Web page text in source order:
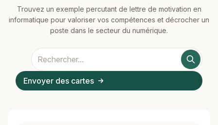
Trouvez un exemple percutant de lettre de motivation en
informatique pour valoriser vos compétences et décrocher un
poste dans le secteur du numérique.
Envoyer des cartes